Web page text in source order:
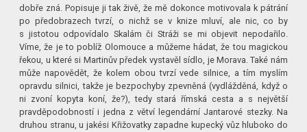
dobře zná. Popisuje ji tak živě, že mě dokonce motivovala k pátrání
po předobrazech tvrzí, o nichž se v knize mluví, ale nic, co by
s jistotou odpovídalo Skalám či Stráži se mi objevit nepodařilo.
Víme, že je to poblíž Olomouce a můžeme hádat, že tou magickou
řekou, u které si Martinův předek vystavěl sídlo, je Morava. Také nám
může napovědět, že kolem obou tvrzí vede silnice, a tím myslím
opravdu silnici, takže je bezpochyby zpevněná (vydlážděná, když o
ni zvoní kopyta koní, že?), tedy stará římská cesta a s největší
pravděpodobností i jedna z větví legendární Jantarové stezky. Na
druhou stranu, u jakési Křižovatky zapadne kupecký vůz hluboko do